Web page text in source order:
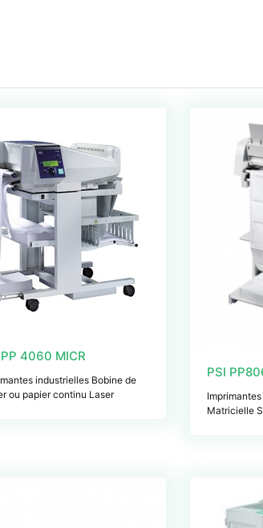
4060 MICR
industrielles Bobine de
ou papier continu Laser
PSI
Matricielle